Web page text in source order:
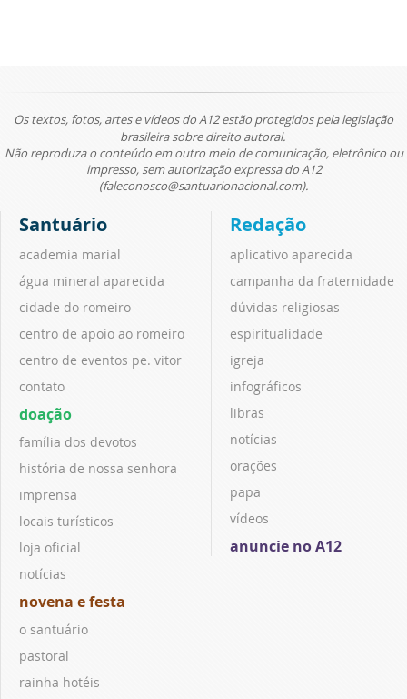
Os textos, fotos, artes e vídeos do A12 estão protegidos pela legislação
brasileira sobre direito autoral.
Não reproduza o conteúdo em outro meio de comunicação, eletrônico ou
impresso, sem autorização expressa do A12
(faleconosco@santuarionacional.com).
Santuário
academia marial
água mineral aparecida
cidade do romeiro
centro de apoio ao romeiro
centro de eventos pe. vitor
contato
doação
família dos devotos
história de nossa senhora
imprensa
locais turísticos
loja oficial
notícias
novena e festa
o santuário
pastoral
rainha hotéis
Redação
aplicativo aparecida
campanha da fraternidade
dúvidas religiosas
espiritualidade
igreja
infográficos
libras
notícias
orações
papa
vídeos
anuncie no A12